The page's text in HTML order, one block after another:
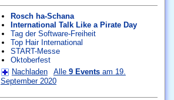
Rosch ha-Schana
International Talk Like a Pirate Day
Tag der Software-Freiheit
Top Hair International
START-Messe
Oktoberfest
Nachladen
Alle 9 Eventsam 19.
September 2020